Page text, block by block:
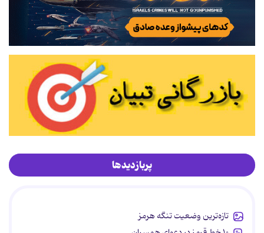
پربازدیدها
تازه‌ترین وضعیت تنگه هرمز